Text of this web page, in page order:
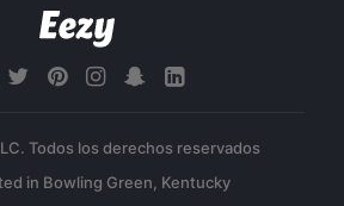
Todos los derechos reservados